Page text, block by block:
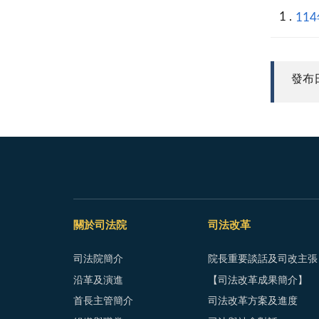
114
發布
關於司法院
司法院簡介
沿革及演進
首長主管簡介
司法改革
院長重要談話及司改主張
【司法改革成果簡介】
司法改革方案及進度